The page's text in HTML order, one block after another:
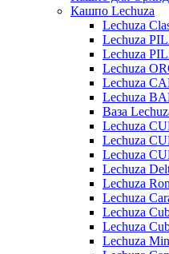
Кашпо Lechuza
Lechuza
Lechuza
Lechuza
Lechuza
Lechuza
Lechuza
Ваза
Lechuza
Lechuza
Lechuza
Lechuza
Lechuza
Lechuza
Lechuza
Lechuza
Lechuza